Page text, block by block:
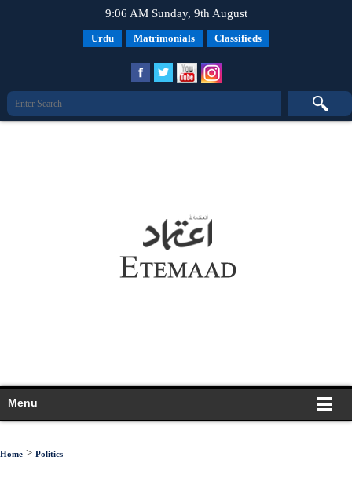
9:06 AM Sunday, 9th August
Urdu Matrimonials Classifieds
Menu
Home > Politics